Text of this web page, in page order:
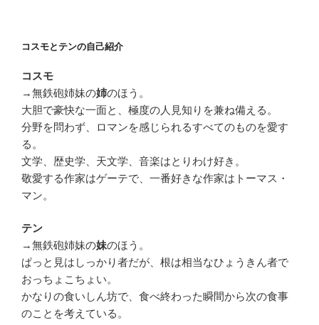
コスモとテンの自己紹介
コスモ
→無鉄砲姉妹の姉のほう。
大胆で豪快な一面と、極度の人見知りを兼ね備える。
分野を問わず、ロマンを感じられるすべてのものを愛す
る。
文学、歴史学、天文学、音楽はとりわけ好き。
敬愛する作家はゲーテで、一番好きな作家はトーマス・
マン。
テン
→無鉄砲姉妹の妹のほう。
ぱっと見はしっかり者だが、根は相当なひょうきん者で
おっちょこちょい。
かなりの食いしん坊で、食べ終わった瞬間から次の食事
のことを考えている。